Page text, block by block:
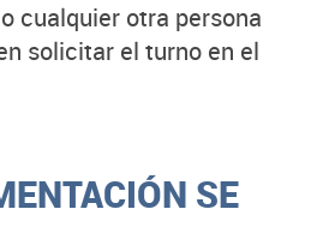
cualquier otra persona
solicitar el turno en el
SE